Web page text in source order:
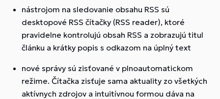
nástrojom na sledovanie obsahu RSS sú
desktopové RSS čítačky (RSS reader), ktoré
pravidelne kontrolujú obsah RSS a zobrazujú titul
článku a krátky popis s odkazom na úplný text
nové správy sú zisťované v plnoautomatickom
režime. Čítačka zisťuje sama aktuality zo všetkých
aktívnych zdrojov a intuitívnou formou dáva na